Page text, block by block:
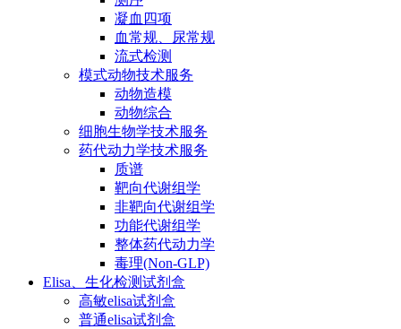
凝血四项
血常规、尿常规
流式检测
模式动物技术服务
动物造模
动物综合
细胞生物学技术服务
药代动力学技术服务
质谱
靶向代谢组学
非靶向代谢组学
功能代谢组学
整体药代动力学
毒理(Non-GLP)
Elisa、生化检测试剂盒
高敏elisa试剂盒
普通elisa试剂盒